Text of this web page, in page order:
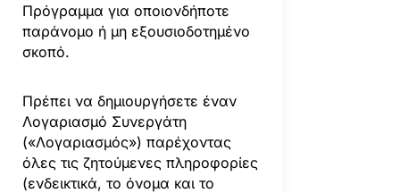
Πρόγραμμα για οποιονδήποτε
παράνομο ή μη εξουσιοδοτημένο
σκοπό.
Πρέπει να δημιουργήσετε έναν
Λογαριασμό Συνεργάτη
(«Λογαριασμός») παρέχοντας
όλες τις ζητούμενες πληροφορίες
(ενδεικτικά, το όνομα και το